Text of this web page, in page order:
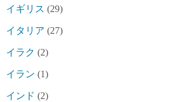
イギリス (29)
イタリア (27)
イラク (2)
イラン (1)
インド (2)